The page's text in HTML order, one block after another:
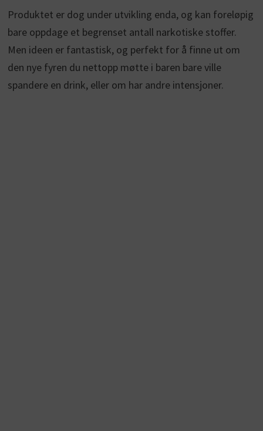
Produktet er dog under utvikling enda, og kan foreløpig
bare oppdage et begrenset antall narkotiske stoffer.
Men ideen er fantastisk, og perfekt for å finne ut om
den nye fyren du nettopp møtte i baren bare ville
spandere en drink, eller om har andre intensjoner.